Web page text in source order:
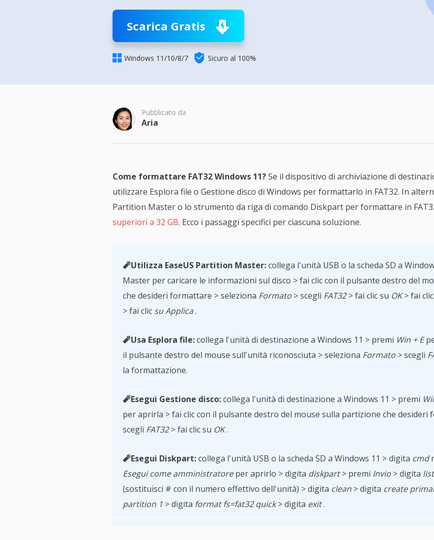
Exchange Recovery
Scarica Gratis
 Windows 11/10/8/7  Sicuro al 100%
Pubblicato da
Aria
Come formattare FAT32 Windows 11?Se il dispositivo di archiviazione di
utilizzare Esplora file o Gestione disco di Windows per formattarlo in FAT32. In
Partition Master o lo strumento da riga di comando Diskpart per formattare in
superiori a 32 GB. Ecco i passaggi specifici per ciascuna soluzione.
🧨Utilizza EaseUS Partition Master:collega l'unità USB o la scheda SD a
Master per caricare le informazioni sul disco > fai clic con il pulsante destro del
che desideri formattare > seleziona Formato > scegli FAT32> fai clic su OK> fai
> fai clic su Applica.
🧨Usa Esplora file:collega l'unità di destinazione a Windows 11 > premi Win + E
il pulsante destro del mouse sull'unità riconosciuta > seleziona Formato > scegli
la formattazione.
🧨Esegui Gestione disco:collega l'unità di destinazione a Windows 11 > premi
per aprirla > fai clic con il pulsante destro del mouse sulla partizione che desideri
scegli FAT32> fai clic su OK.
🧨Esegui Diskpart:collega l'unità USB o la scheda SD a Windows 11 > digita cmd
Esegui come amministratoreper aprirlo > digita diskpart> premi Invio > digita
(sostituisci # con il numero effettivo dell'unità) > digita clean > digita create
partition 1 > digita format fs=fat32 quick> digita exit.